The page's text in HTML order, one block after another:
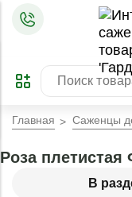
ПРЕДЗАКАЗ
Главная Саженцы
В
Роза